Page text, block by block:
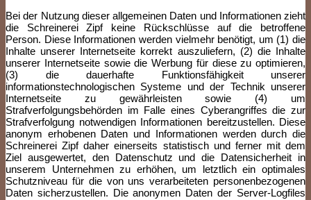
Bei der Nutzung dieser allgemeinen Daten und Informationen zieht
die Schreinerei Zipf keine Rückschlüsse auf die betroffene
Person. Diese Informationen werden vielmehr benötigt, um (1) die
Inhalte unserer Internetseite korrekt auszuliefern, (2) die Inhalte
unserer Internetseite sowie die Werbung für diese zu optimieren,
(3) die dauerhafte Funktionsfähigkeit unserer
informationstechnologischen Systeme und der Technik unserer
Internetseite zu gewährleisten sowie (4) um
Strafverfolgungsbehörden im Falle eines Cyberangriffes die zur
Strafverfolgung notwendigen Informationen bereitzustellen. Diese
anonym erhobenen Daten und Informationen werden durch die
Schreinerei Zipf daher einerseits statistisch und ferner mit dem
Ziel ausgewertet, den Datenschutz und die Datensicherheit in
unserem Unternehmen zu erhöhen, um letztlich ein optimales
Schutzniveau für die von uns verarbeiteten personenbezogenen
Daten sicherzustellen. Die anonymen Daten der Server-Logfiles